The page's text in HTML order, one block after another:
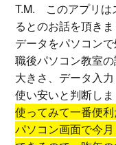
T.M. このアプリは
るとのお話を頂き
データをパソコン
職後パソコン教室
大きさ、データ入
使い安いと判断しま
使ってみて一番便
パソコン画面で今